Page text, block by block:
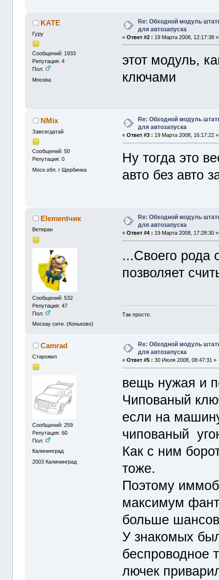
KATE
Гуру
Сообщений: 1933
Репутация: 4
Пол:
Москва
Re: Обходной модуль
для автозапуска
«Ответ #2 : 19 Марта 2008, 12:17:38 »
этот модуль,
ключами
NMix
Завсегдатай
Сообщений: 50
Репутация: 0
Моск.обл. г Щербинка
Re: Обходной модуль
для автозапуска
«Ответ #3 : 19 Марта 2008, 16:17:22 »
Ну тогда это
авто без авто
Еlеmеntчик
Ветеран
Сообщений: 532
Репутация: 47
Пол:
Москау сити. (Коньково)
Re: Обходной модуль
для автозапуска
«Ответ #4 : 19 Марта 2008, 17:28:30 »
...Своего
позволяет
Так просто.
Camrad
Старожил
Сообщений: 259
Репутация: 60
Пол:
Калининград
2003 Калининград
Re: Обходной модуль
для автозапуска
«Ответ #5 : 30 Июля 2008, 08:47:31 »
вещь нужая и
Чипованый
если на
чипованый
Как с ним
тоже.
Поэтому
максимум
больше
У знакомых
беспроводное
лючек